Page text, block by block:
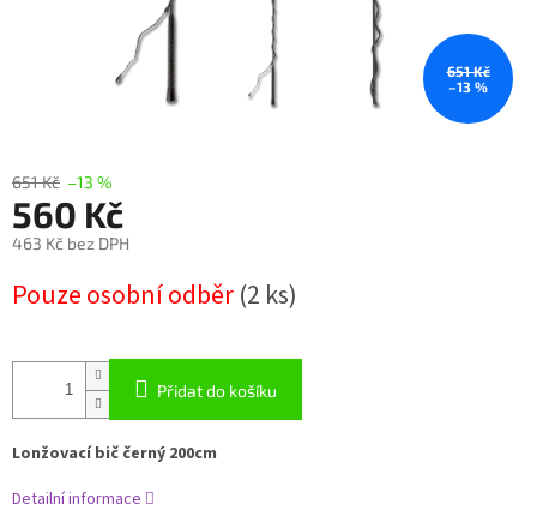
651 Kč
–13 %
651 Kč –13 %
560 Kč
463 Kč bez DPH
cena:
Pouze osobní odběr(2 ks)
Přidat do košíku
Lonžovací bič černý 200cm
Detailní informace